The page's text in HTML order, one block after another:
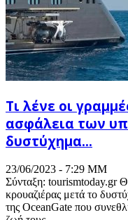
Τι λένε οι
ασφάλεια των
δυστύχημα...
23/06/2023 - 7:29 ΜΜ
Σύνταξη: tourismtoday.gr
κρουαζιέρας μετά το
της OceanGate που